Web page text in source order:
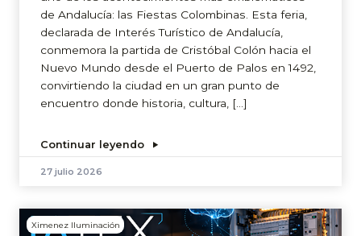
de Andalucía: las Fiestas Colombinas. Esta feria,
declarada de Interés Turístico de Andalucía,
conmemora la partida de Cristóbal Colón hacia el
Nuevo Mundo desde el Puerto de Palos en 1492,
convirtiendo la ciudad en un gran punto de
encuentro donde historia, cultura, […]
Continuar leyendo
27 julio 2026
Ximenez Iluminación